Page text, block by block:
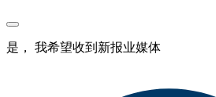
是， 我希望收到新报业媒体